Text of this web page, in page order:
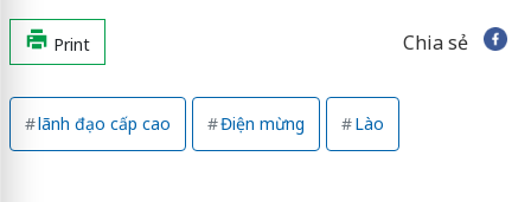
Print Chia sẻ
lãnh đạo cấp cao Điện mừng Lào